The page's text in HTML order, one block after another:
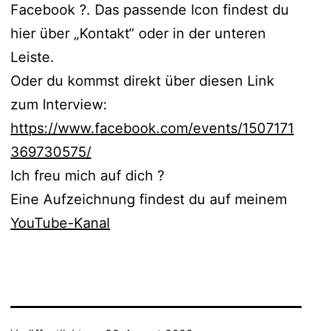
Facebook ?. Das passende Icon findest du
hier über „Kontakt“ oder in der unteren
Leiste.
Oder du kommst direkt über diesen Link
zum Interview:
https://www.facebook.com/events/1507171
369730575/
Ich freu mich auf dich ?
Eine Aufzeichnung findest du auf meinem
YouTube-Kanal